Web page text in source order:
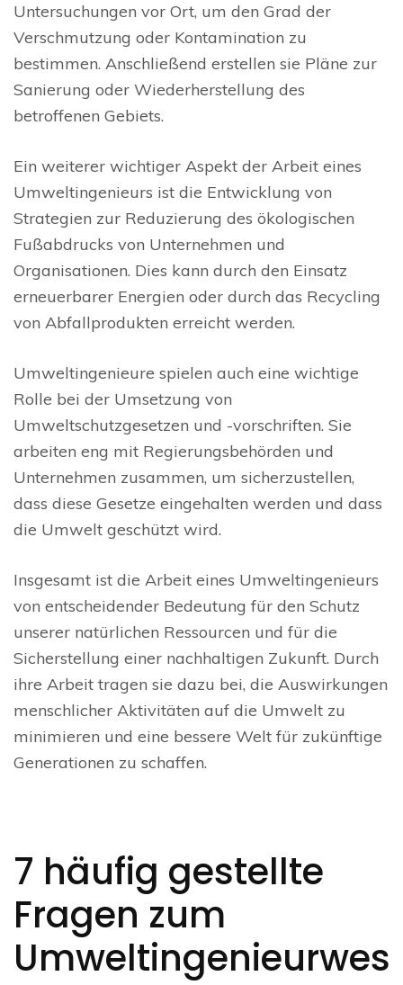
Untersuchungen vor Ort, um den Grad der
Verschmutzung oder Kontamination zu
bestimmen. Anschließend erstellen sie Pläne zur
Sanierung oder Wiederherstellung des
betroffenen Gebiets.
Ein weiterer wichtiger Aspekt der Arbeit eines
Umweltingenieurs ist die Entwicklung von
Strategien zur Reduzierung des ökologischen
Fußabdrucks von Unternehmen und
Organisationen. Dies kann durch den Einsatz
erneuerbarer Energien oder durch das Recycling
von Abfallprodukten erreicht werden.
Umweltingenieure spielen auch eine wichtige
Rolle bei der Umsetzung von
Umweltschutzgesetzen und -vorschriften. Sie
arbeiten eng mit Regierungsbehörden und
Unternehmen zusammen, um sicherzustellen,
dass diese Gesetze eingehalten werden und dass
die Umwelt geschützt wird.
Insgesamt ist die Arbeit eines Umweltingenieurs
von entscheidender Bedeutung für den Schutz
unserer natürlichen Ressourcen und für die
Sicherstellung einer nachhaltigen Zukunft. Durch
ihre Arbeit tragen sie dazu bei, die Auswirkungen
menschlicher Aktivitäten auf die Umwelt zu
minimieren und eine bessere Welt für zukünftige
Generationen zu schaffen.
7 häufig gestellte
Fragen zum